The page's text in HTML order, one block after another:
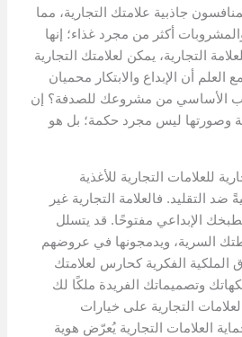
جاذبية علامتك التجارية، مما
أكثر من مجرد غذاء؛ إنها
التجارية، يمكن لعلامتك التجارية
العلم أن الإبداع والابتكار محميان
الأساسي من مشروعك للصدفة؟ إن
وصورتها ليس مجرد حكمة؛ بل هو
للعلامات التجارية للأغذية
التقليد. فالعلامة التجارية غير
الإبداعي مفتوحًا. قد يتسلل
السرية، ويدمجونها في عروضهم
الفكرية كحارس لعلامتك
وتصميماتك الفريدة ملكًا لك
التجارية على خيارات
العلامات التجارية يُعرّض هوية